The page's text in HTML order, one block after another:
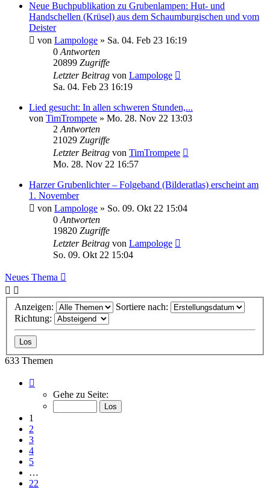
Neue Buchpublikation zu Grubenlampen: Hut- und
Handschellen (Krüsel) aus dem Schaumburgischen und vom
Deister
von Lampologe » Sa. 04. Feb 23 16:19
0 Antworten
20899 Zugriffe
Letzter Beitrag von Lampologe
Sa. 04. Feb 23 16:19
Lied gesucht: In allen schweren Stunden,...
von TimTrompete » Mo. 28. Nov 22 13:03
2 Antworten
21029 Zugriffe
Letzter Beitrag von TimTrompete
Mo. 28. Nov 22 16:57
Harzer Grubenlichter – Folgeband (Bilderatlas) erscheint am
1. November
von Lampologe » So. 09. Okt 22 15:04
0 Antworten
19820 Zugriffe
Letzter Beitrag von Lampologe
So. 09. Okt 22 15:04
Neues Thema
Anzeigen:
Sortiere nach:
Richtung:
633 Themen
von
Gehe zu Seite:
1
2
3
4
5
…
22